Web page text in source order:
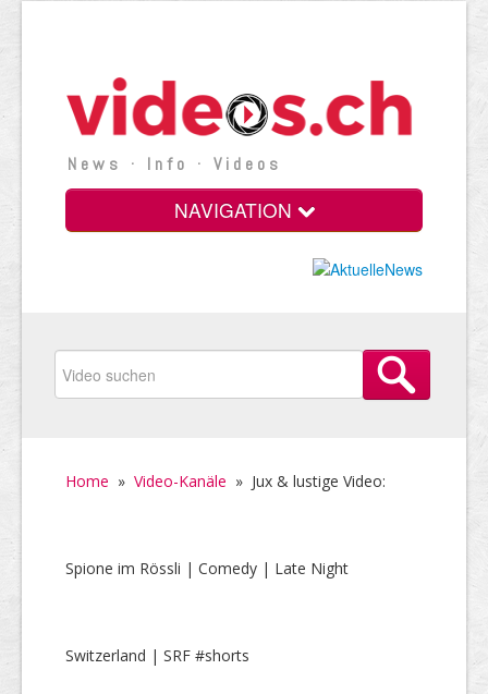
News · Info · Videos
NAVIGATION
Home » Video-Kanäle » Jux & lustige Video:
Spione im Rössli | Comedy | Late Night
Switzerland | SRF #shorts